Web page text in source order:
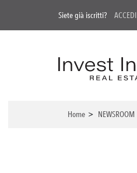
Siete già iscritti? ACCEDI
Home > NEWSROOM